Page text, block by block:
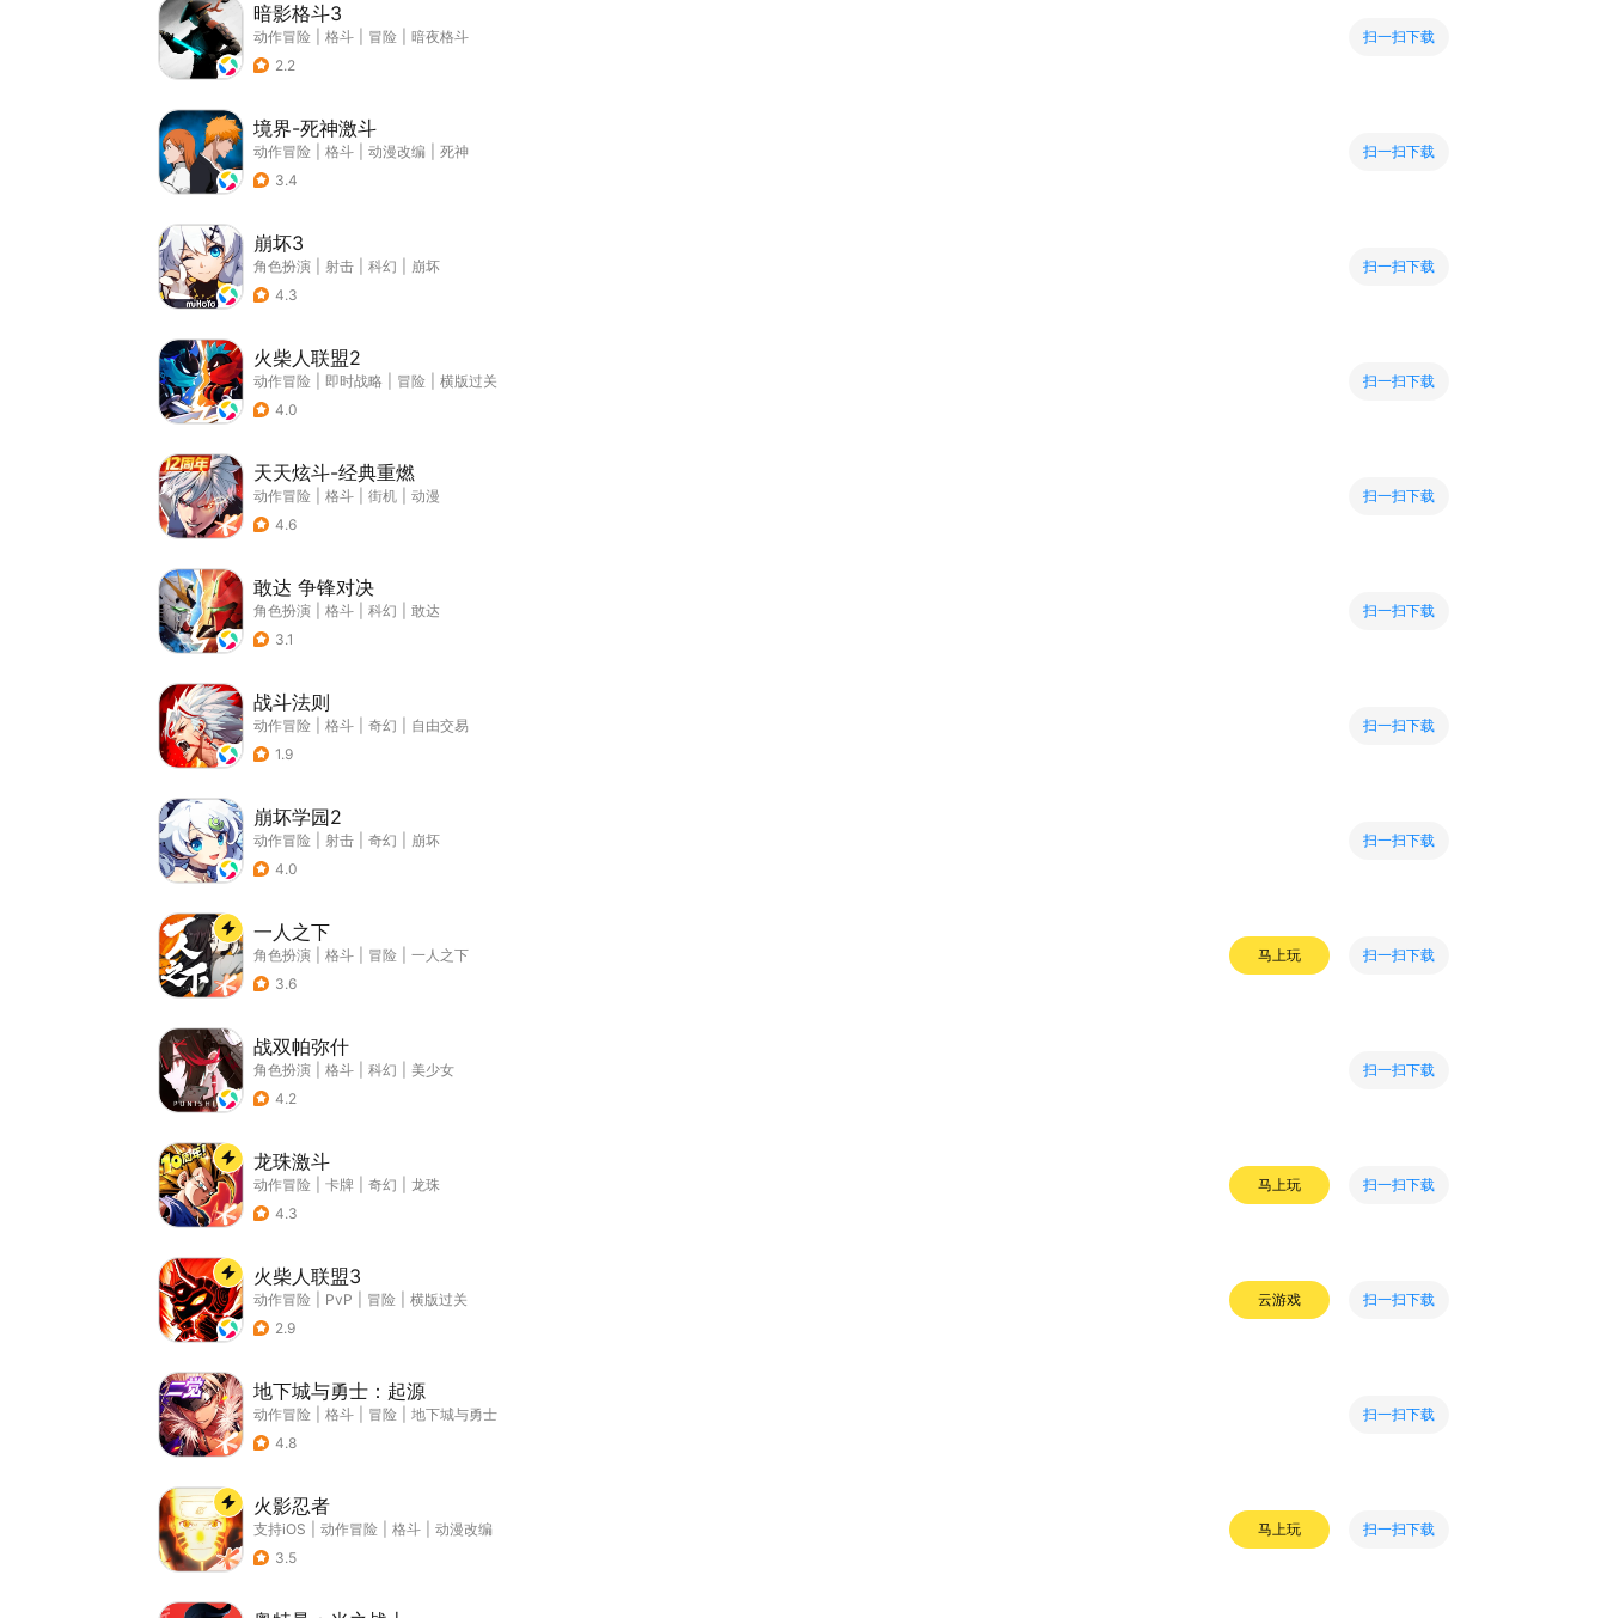
暗影格斗3
动作冒险 格斗 冒险
暗夜格斗
2.2
扫一扫下载
境界-死神激斗
动作冒险 格斗 动漫改编
死神
3.4
扫一扫下载
崩坏3
角色扮演 射击 科幻
崩坏
4.3
扫一扫下载
火柴人联盟2
动作冒险 即时战略 冒险
横版过关
4.0
扫一扫下载
天天炫斗-经典重燃
动作冒险 格斗 街机
动漫
4.6
扫一扫下载
敢达 争锋对决
角色扮演 格斗 科幻
敢达
3.1
扫一扫下载
战斗法则
动作冒险 格斗 奇幻
自由交易
1.9
扫一扫下载
崩坏学园2
动作冒险 射击 奇幻
崩坏
4.0
扫一扫下载
一人之下
角色扮演 格斗 冒险
一人之下
3.6
马上玩 扫一扫下载
战双帕弥什
角色扮演 格斗 科幻
美少女
4.2
扫一扫下载
龙珠激斗
动作冒险 卡牌 奇幻
龙珠
4.3
马上玩 扫一扫下载
火柴人联盟3
动作冒险 PvP 冒险
横版过关
2.9
云游戏 扫一扫下载
地下城与勇士：起源
动作冒险 格斗 冒险
地下城与勇士
4.8
扫一扫下载
火影忍者
支持iOS 动作冒险 格斗
动漫改编
3.5
马上玩 扫一扫下载